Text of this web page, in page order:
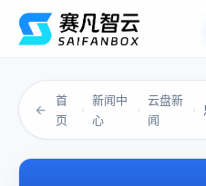
←
首
页
›
新闻中
心
›
云盘新
闻
›